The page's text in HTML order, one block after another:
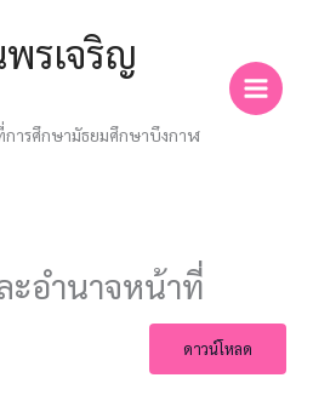
พรเจริญ
ารศึกษามัธยมศึกษาบึงกาฬ
ะอำนาจหน้าที่
ดาวน์โหลด